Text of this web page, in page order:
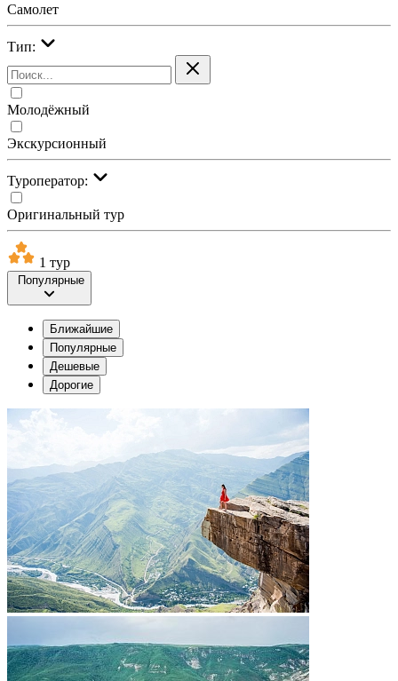
Самолет
Тип:
Молодёжный
Экскурсионный
Туроператор:
Оригинальный тур
1 тур
Популярные
Ближайшие
Популярные
Дешевые
Дорогие